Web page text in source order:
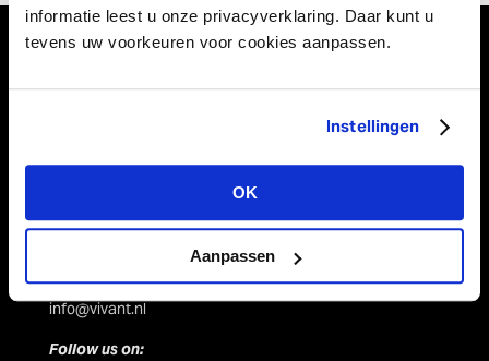
informatie leest u onze privacyverklaring. Daar kunt u
tevens uw voorkeuren voor cookies aanpassen.
Instellingen
OK
Aanpassen
6199 AE Maastricht Airport
Netherlands
Tel +31 (0)43 358 67 67
info@vivant.nl
Follow us on: